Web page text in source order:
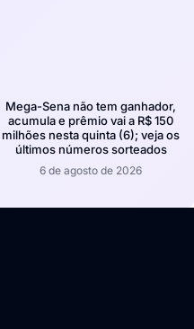
Mega-Sena não tem ganhador,
acumula e prêmio vai a R$ 150
milhões nesta quinta (6); veja os
últimos números sorteados
6 de agosto de 2026